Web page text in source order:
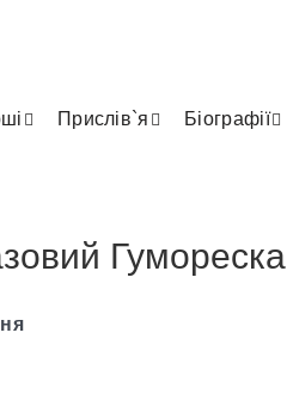
Прислів`я Біографії
Гумореска